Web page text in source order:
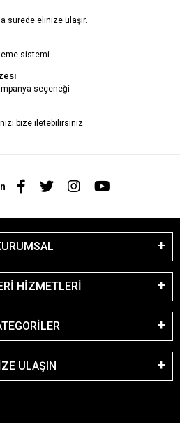
sürede elinize ulaşır.
sistemi
seçeneği
bize iletebilirsiniz.
HİZMETLERİ
ULAŞIN